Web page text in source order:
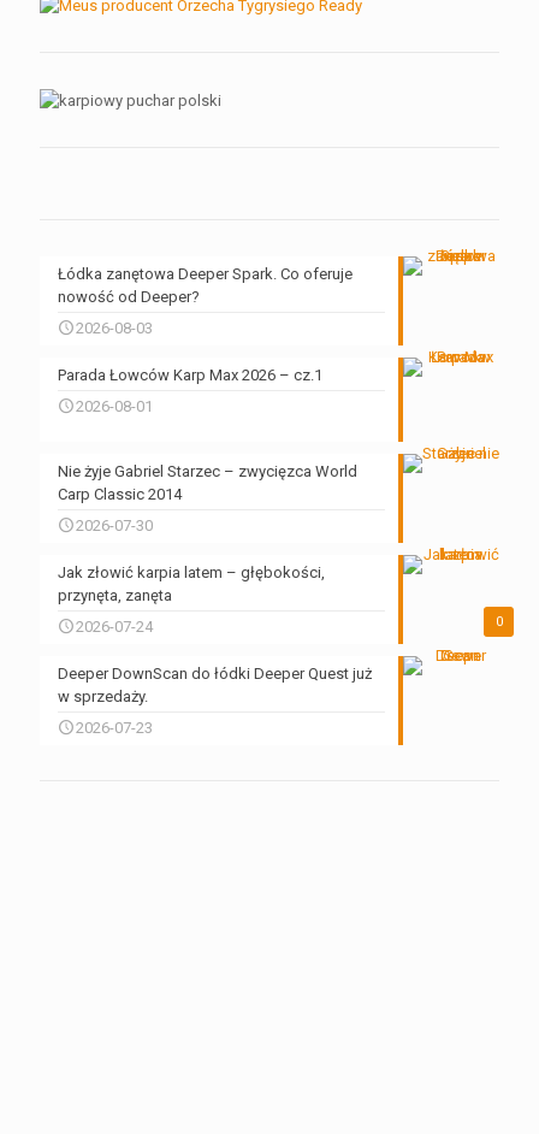
Łódka zanętowa Deeper Spark. Co oferuje
nowość od Deeper?
2026-08-03
Parada Łowców Karp Max 2026 – cz.1
2026-08-01
Nie żyje Gabriel Starzec – zwycięzca World
Carp Classic 2014
2026-07-30
0
Jak złowić karpia latem – głębokości,
przynęta, zanęta
2026-07-24
Deeper DownScan do łódki Deeper Quest już
w sprzedaży.
2026-07-23